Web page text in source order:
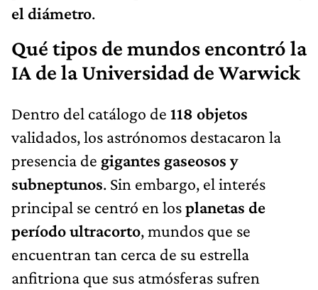
el diámetro.
Qué tipos de mundos encontró la
IA de la Universidad de Warwick
Dentro del catálogo de 118 objetos
validados, los astrónomos destacaron la
presencia de gigantes gaseosos y
subneptunos. Sin embargo, el interés
principal se centró en losplanetas de
período ultracorto, mundos que se
encuentran tan cerca de su estrella
anfitriona que sus atmósferas sufren